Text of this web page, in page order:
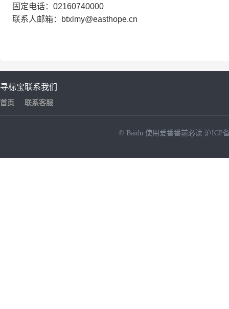
固定电话：02160740000
联系人邮箱：btxlmy@easthope.cn
寻标宝
首页
联系我们
联系客服
© Baidu 使用爱番番前必读 沪ICP